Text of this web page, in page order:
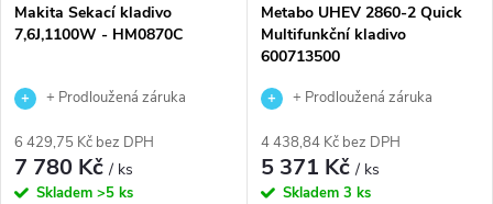
Makita Sekací kladivo
7,6J,1100W - HM0870C
+ Prodloužená záruka
6 429,75 Kč bez DPH
7 780 Kč/ ks
Skladem >5 ks
Metabo UHEV 2860-2 Quick
Multifunkční kladivo
600713500
+ Prodloužená záruka
4 438,84 Kč bez DPH
5 371 Kč/ ks
Skladem 3 ks